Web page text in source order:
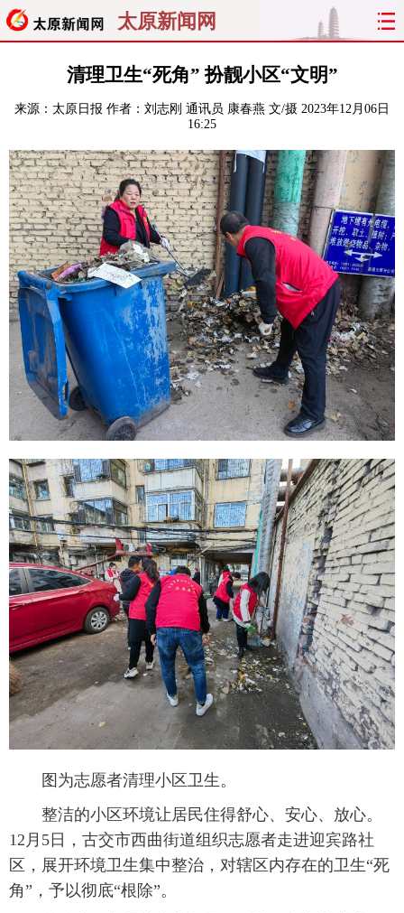
太原新闻网
聚焦 太原
经济 关注 文明 出行
纵横 曝光 综合 专题
旅游 理财 政务 教育
看天下 晋月读 最太原 网罗民生
太原日报 太原晚报 热评 社区
清理卫生“死角” 扮靓小区“文明”
来源： 太原日报 作者：刘志刚 通讯员 康春燕 文/摄 2023年12月06日
16:25
图为志愿者清理小区卫生。
整洁的小区环境让居民住得舒心、安心、放心。
12月5日，古交市西曲街道组织志愿者走进迎宾路社
区，展开环境卫生集中整治，对辖区内存在的卫生“死
角”，予以彻底“根除”。